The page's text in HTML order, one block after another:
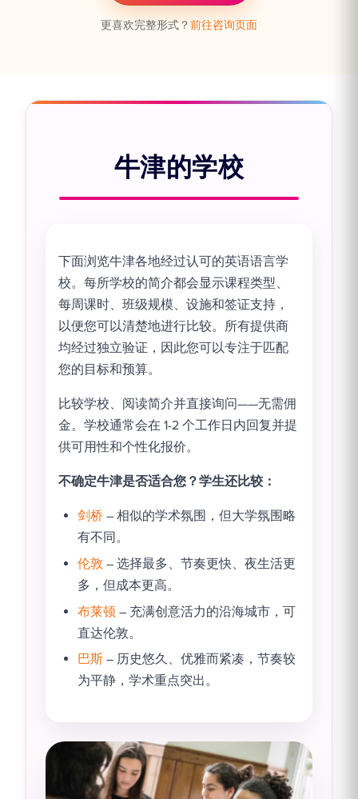
更喜欢完整形式？前往咨询页面
牛津的学校
下面浏览牛津各地经过认可的英语语言学
校。每所学校的简介都会显示课程类型、
每周课时、班级规模、设施和签证支持，
以便您可以清楚地进行比较。所有提供商
均经过独立验证，因此您可以专注于匹配
您的目标和预算。
比较学校、阅读简介并直接询问——无需佣
金。学校通常会在 1-2 个工作日内回复并提
供可用性和个性化报价。
不确定牛津是否适合您？学生还比较：
剑桥 – 相似的学术氛围，但大学氛围略
有不同。
伦敦 – 选择最多、节奏更快、夜生活更
多，但成本更高。
布莱顿 – 充满创意活力的沿海城市，可
直达伦敦。
巴斯 – 历史悠久、优雅而紧凑，节奏较
为平静，学术重点突出。